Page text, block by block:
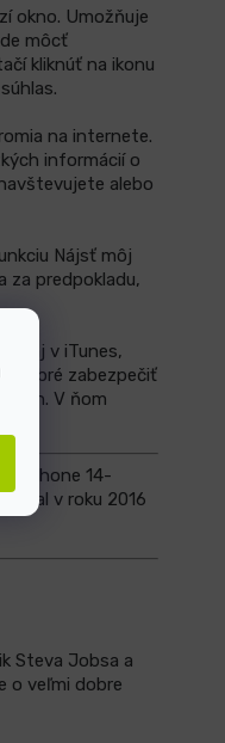
okno. Umožňuje
môcť
kliknúť na ikonu
na internete.
informácií o
alebo
Nájsť môj
za predpokladu,
aj v iTunes,
dobré zabezpečiť
V ňom
iPhone 14-
stal v roku 2016
Steva Jobsa a
o veľmi dobre